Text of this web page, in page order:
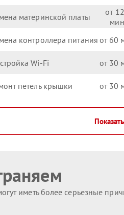
материнской платы
контроллера питания 60
Wi-Fi 30
петель крышки 30
иметь более серьезные